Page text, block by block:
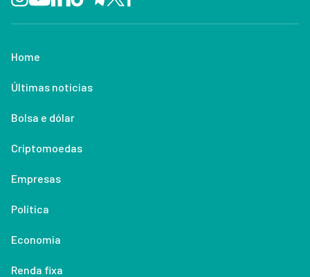
Home
Últimas notícias
Bolsa e dólar
Criptomoedas
Empresas
Política
Economia
Renda fixa